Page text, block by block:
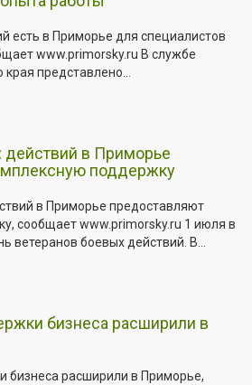
есть в Приморье для специалистов
www.primorsky.ru В службе
представлено...
действий в Приморье
поддержку
в Приморье предоставляют
сообщает www.primorsky.ru 1 июля в
ветеранов боевых действий. В...
бизнеса расширили в
бизнеса расширили в Приморье,